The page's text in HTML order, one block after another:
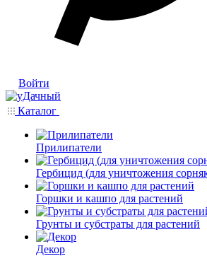
Войти
Каталог
Прилипатели
Гербицид (для уничтожения
Горшки и кашпо для растений
Грунты и субстраты для растений
Декор